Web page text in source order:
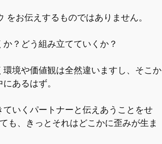
お伝えするものではありません。
？どう組み立てていくか？
境や価値観は全然違いますし、そこか
あるはず。
いくパートナーと伝えあうことをせ
も、きっとそれはどこかに歪みが生ま